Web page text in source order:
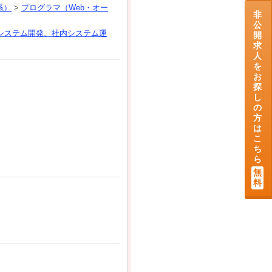
> プログラマ（Web・オー
ステム開発、社内システム運
非
公
開
求
人
を
お
探
し
の
方
は
こ
ち
ら
無
料